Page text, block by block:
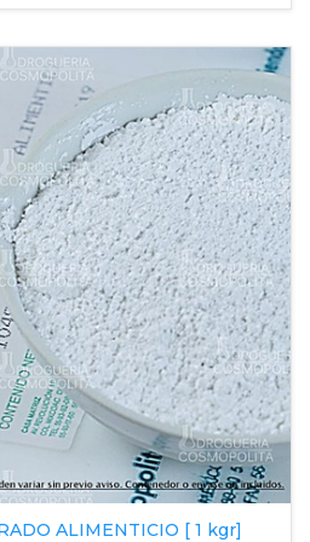
ALIMENTICIO [ 1 kgr]